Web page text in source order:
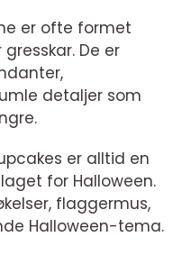
er ofte formet
De er
detaljer som
er alltid en
for Halloween.
flaggermus,
Halloween-tema.